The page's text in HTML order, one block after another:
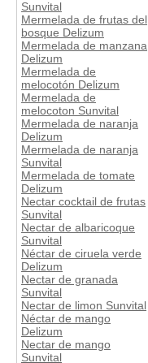
Sunvital
Mermelada de frutas del
bosque Delizum
Mermelada de manzana
Delizum
Mermelada de
melocotón Delizum
Mermelada de
melocoton Sunvital
Mermelada de naranja
Delizum
Mermelada de naranja
Sunvital
Mermelada de tomate
Delizum
Nectar cocktail de frutas
Sunvital
Nectar de albaricoque
Sunvital
Néctar de ciruela verde
Delizum
Nectar de granada
Sunvital
Nectar de limon Sunvital
Néctar de mango
Delizum
Nectar de mango
Sunvital